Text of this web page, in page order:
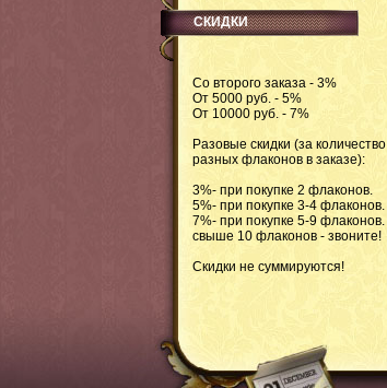
СКИДКИ
Со второго заказа - 3%
От 5000 руб. - 5%
От 10000 руб. - 7%
Разовые скидки (за количество
разных флаконов в заказе):
3%- при покупке 2 флаконов.
5%- при покупке 3-4 флаконов.
7%- при покупке 5-9 флаконов.
свыше 10 флаконов - звоните!
Скидки не суммируются!